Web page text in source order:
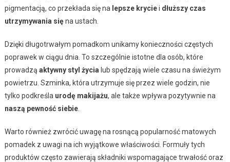
pigmentacją, co przekłada się na lepsze kryciei dłuższy czas
utrzymywania sięna ustach.
Dzięki długotrwałym pomadkom unikamy konieczności częstych
poprawek w ciągu dnia. To szczególnie istotne dla osób, które
prowadzą aktywny styl życia lub spędzają wiele czasu na świeżym
powietrzu. Szminka, która utrzymuje się przez wiele godzin, nie
tylko podkreśla urodę makijażu, ale także wpływa pozytywnie na
naszą pewność siebie.
Warto również zwrócić uwagę na rosnącą popularność matowych
pomadek z uwagi na ich wyjątkowe właściwości. Formuły tych
produktów często zawierają składniki wspomagające trwałość oraz